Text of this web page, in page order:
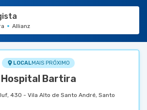
Allianz
LOCALMAIS PRÓXIMO
Hospital Bartira
430 - Vila Alto de Santo André, Santo